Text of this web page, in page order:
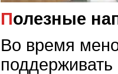
Полезные
Во время